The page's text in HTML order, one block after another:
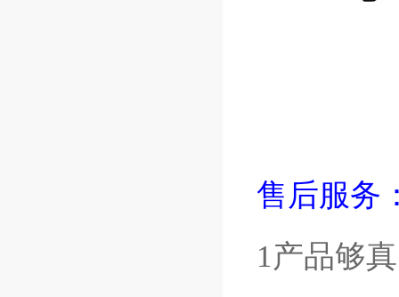
售后服务
1产品够